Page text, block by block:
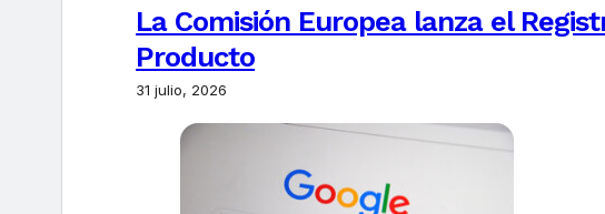
La Comisión Europea lanza el
Producto
31 julio, 2026